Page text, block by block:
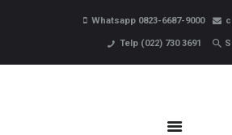
Whatsapp 0823-6687-9000
Telp (022) 730 3691
HOME
PROFIL
PROGRAM BELAJAR